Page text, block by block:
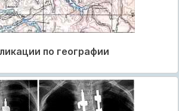
по географии